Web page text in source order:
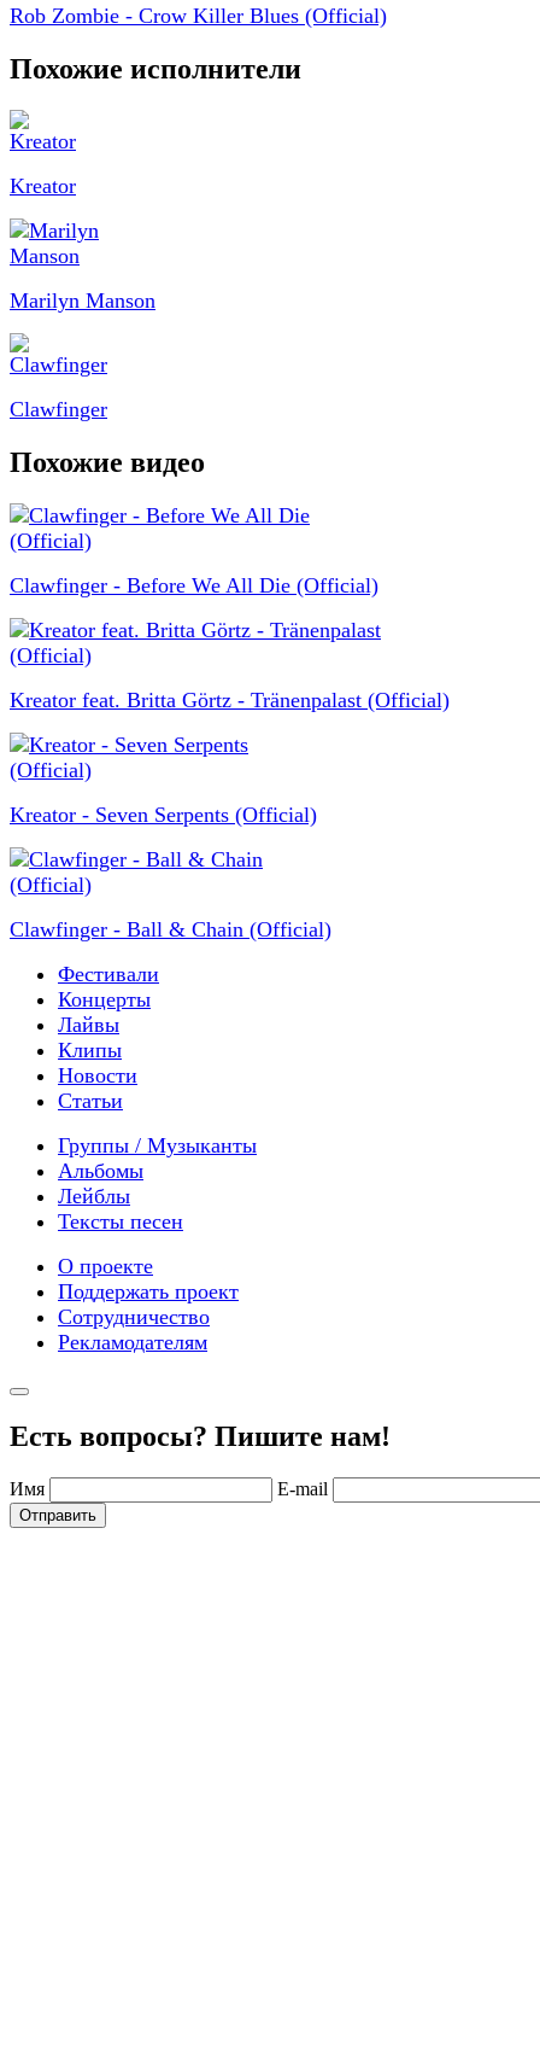
Rob Zombie - Crow Killer Blues (Official)
Похожие исполнители
Kreator
Marilyn Manson
Clawfinger
Похожие видео
Clawfinger - Before We All Die (Official)
Kreator feat. Britta Görtz - Tränenpalast (Official)
Kreator - Seven Serpents (Official)
Clawfinger - Ball & Chain (Official)
Фестивали
Концерты
Лайвы
Клипы
Новости
Статьи
Группы / Музыканты
Альбомы
Лейблы
Тексты песен
О проекте
Поддержать проект
Сотрудничество
Рекламодателям
Есть вопросы? Пишите нам!
Имя E-mail